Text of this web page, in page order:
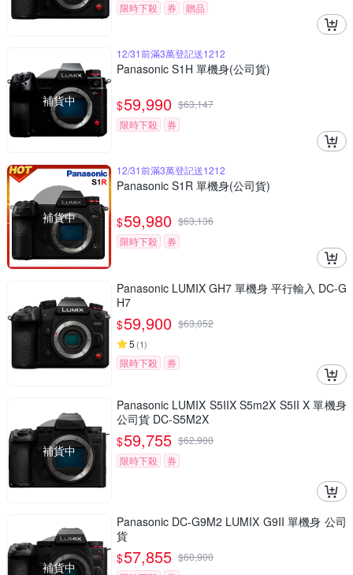
限時下殺
券 贈品
補貨中
12/31前滿3萬登記送1212
Panasonic S1H 單機身(公司貨)
$59,990 $63,147
限時下殺
券
補貨中
12/31前滿3萬登記送1212
Panasonic S1R 單機身(公司貨)
$59,980 $63,136
限時下殺
券
Panasonic LUMIX GH7 單機身 平行輸入 DC-G
H7
$59,900 $63,052
5 (1)
限時下殺 券
補貨中
Panasonic LUMIX S5IIX S5m2X S5II X 單機身
公司貨 DC-S5M2X
$59,755 $62,900
限時下殺
券
補貨中
Panasonic DC-G9M2 LUMIX G9II 單機身 公司
貨
$57,855 $60,900